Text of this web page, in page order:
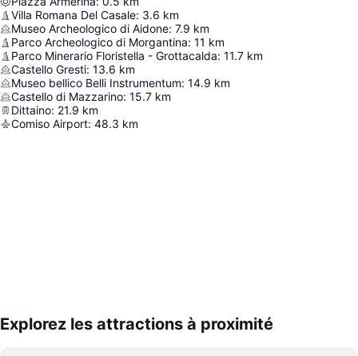
Villa Romana Del Casale: 3.6 km
Museo Archeologico di Aidone: 7.9 km
Parco Archeologico di Morgantina: 11 km
Parco Minerario Floristella - Grottacalda: 11.7 km
Castello Gresti: 13.6 km
Museo bellico Belli Instrumentum: 14.9 km
Castello di Mazzarino: 15.7 km
Dittaino: 21.9 km
Comiso Airport: 48.3 km
Explorez les attractions à proximité